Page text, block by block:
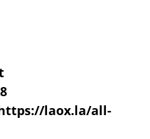
laox.la/all-